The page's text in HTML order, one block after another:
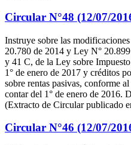
Circular N°48 (12/07/
Instruye sobre las
20.780 de 2014 y Ley N°
y 41 C, de la Ley sobre
1° de enero de 2017 y créditos
sobre rentas pasivas, conforme
contar del 1° de enero de 2016.
(Extracto de Circular publicado
Circular N°46 (12/07/